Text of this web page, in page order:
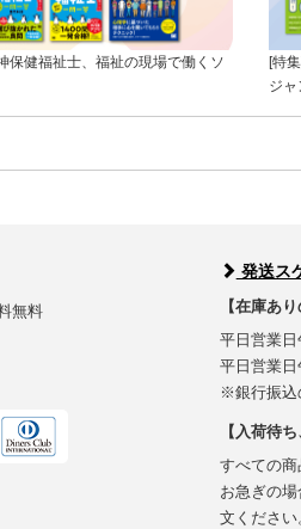
保健福祉士、福祉の現場で働くソ
[特
ジ
無料
発送ス
【在庫あり
平日営業
平日営業
※銀行振込
【入荷待
すべての商
お急ぎの
文ください